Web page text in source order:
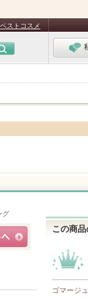
ベストコスメ
グ
この商
ゴマージ